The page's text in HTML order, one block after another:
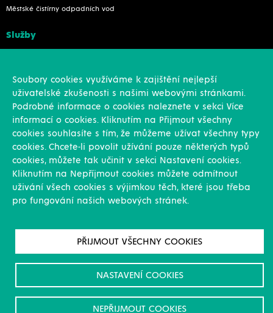
Městské čistírny odpadních vod
Služby
Novinky
Reference
Kariéra
Soubory cookies využíváme k zajištění nejlepší
uživatelské zkušenosti s našimi webovými stránkami.
Podrobné informace o cookies naleznete v sekci Více
informací o cookies. Kliknutím na Přijmout všechny
cookies souhlasíte s tím, že můžeme užívat všechny typy
cookies. Chcete-li povolit užívání pouze některých typů
cookies, můžete tak učinit v sekci Nastavení cookies.
Kliknutím na Nepříjmout cookies můžete odmítnout
uživání všech cookies s výjimkou těch, které jsou třeba
pro fungování našich webových stránek.
PŘIJMOUT VŠECHNY COOKIES
NASTAVENÍ COOKIES
NEPŘIJMOUT COOKIES